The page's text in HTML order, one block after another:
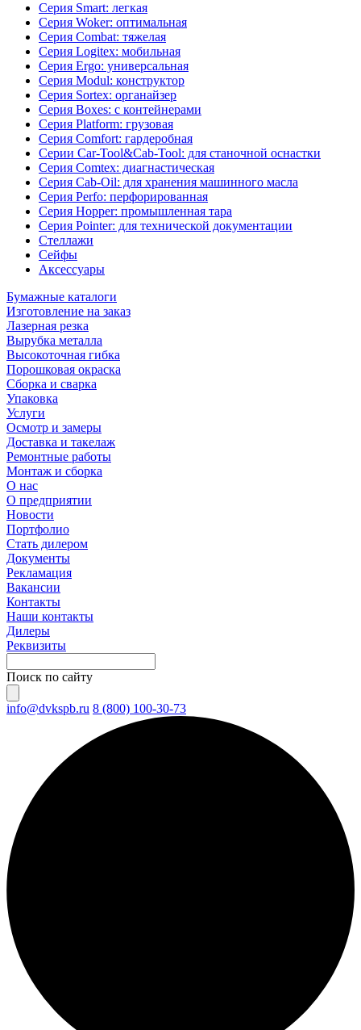
Серия Smart: легкая
Серия Woker: оптимальная
Серия Combat: тяжелая
Серия Logitex: мобильная
Серия Ergo: универсальная
Серия Modul: конструктор
Серия Sortex: органайзер
Серия Boxes: с контейнерами
Серия Platform: грузовая
Серия Comfort: гардеробная
Серии Car-Tool&Cab-Tool: для станочной оснастки
Серия Comtex: диагнастическая
Серия Cab-Oil: для хранения машинного масла
Серия Perfo: перфорированная
Серия Hopper: промышленная тара
Серия Pointer: для технической документации
Стеллажи
Сейфы
Аксессуары
Бумажные каталоги
Изготовление на заказ
Лазерная резка
Вырубка металла
Высокоточная гибка
Порошковая окраска
Сборка и сварка
Упаковка
Услуги
Осмотр и замеры
Доставка и такелаж
Ремонтные работы
Монтаж и сборка
О нас
О предприятии
Новости
Портфолио
Стать дилером
Документы
Рекламация
Вакансии
Контакты
Наши контакты
Дилеры
Реквизиты
Поиск по сайту
info@dvkspb.ru 8 (800) 100-30-73